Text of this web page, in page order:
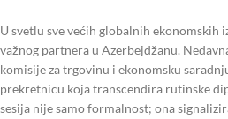
U svetlu sve većih globalnih ekonomskih
važnog partnera u Azerbejdžanu.
komisije za trgovinu i ekonomsku
prekretnicu koja transcendira rutinske
sesija nije samo formalnost; ona